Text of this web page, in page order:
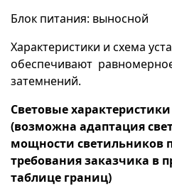
Блок питания: выносной
Характеристики и схема
обеспечивают
затемнений.
Световые
(возможна адаптация
мощности светильников
требования заказчика в
таблице границ)